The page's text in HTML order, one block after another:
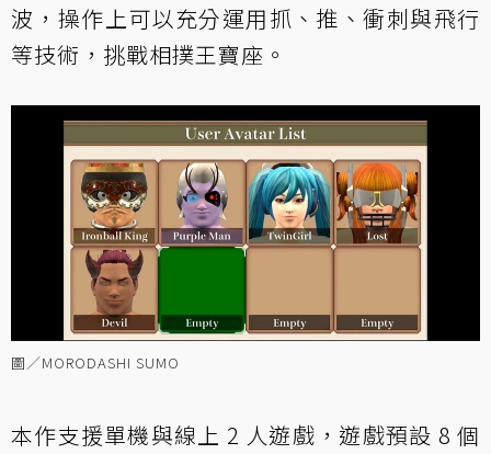
波，操作上可以充分運用抓、推、衝刺與飛行
等技術，挑戰相撲王寶座。
圖／MORODASHI SUMO
本作支援單機與線上 2 人遊戲，遊戲預設 8 個